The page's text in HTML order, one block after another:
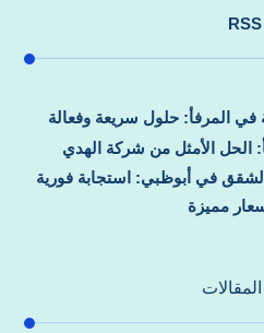
RSS
في المرفأ: حلول سريعة وفعالة
الحل الأمثل من شركة الهدي
الشقق في أبوظبي: استجابة فورية
مميزة